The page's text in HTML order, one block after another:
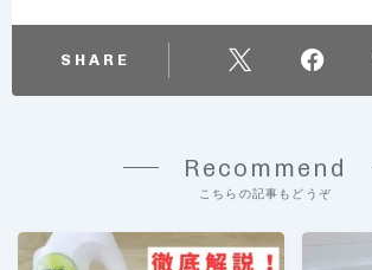
SHARE
Recommend
こちらの記事もどうぞ